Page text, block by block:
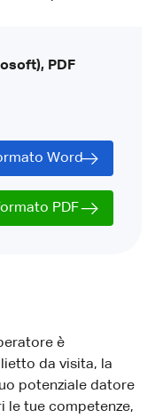
PDF
Word
PDF
è
da visita, la
potenziale datore
le tue competenze,